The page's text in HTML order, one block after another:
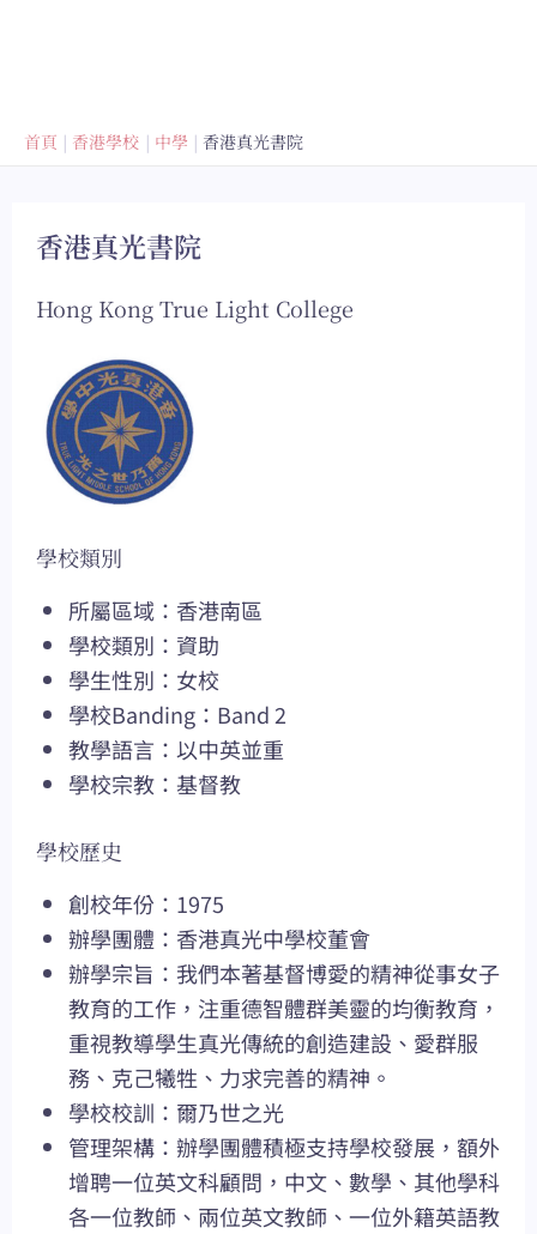
首頁 香港學校 中學 香港真光書院
香港真光書院
Hong Kong True Light College
學校類別
所屬區域：香港南區
學校類別：資助
學生性別：女校
學校Banding：Band 2
教學語言：以中英並重
學校宗教：基督教
學校歷史
創校年份：1975
辦學團體：香港真光中學校董會
辦學宗旨：我們本著基督博愛的精神從事女子
教育的工作，注重德智體群美靈的均衡教育，
重視教導學生真光傳統的創造建設、愛群服
務、克己犧牲、力求完善的精神。
學校校訓：爾乃世之光
管理架構：辦學團體積極支持學校發展，額外
增聘一位英文科顧問，中文、數學、其他學科
各一位教師、兩位英文教師、一位外籍英語教